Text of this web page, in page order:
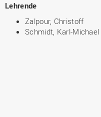
Lehrende
Zalpour, Christoff
Schmidt, Karl-Michael